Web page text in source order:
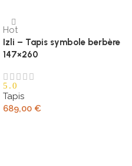
Hot
Izli – Tapis symbole berbère
147×260
5.0
Tapis
689,00 €